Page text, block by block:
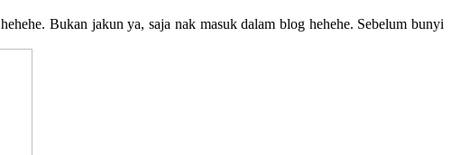
Bukan jakun ya, saja nak masuk dalam blog hehehe. Sebelum bunyi